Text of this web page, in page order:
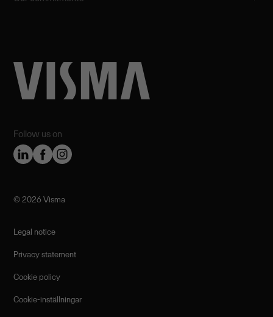
Follow us on
©️ 2026 Visma
Legal notice
Privacy statement
Cookie policy
Cookie-inställningar